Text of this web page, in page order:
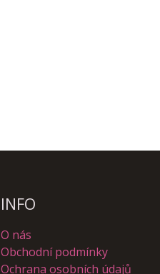
INFO
O nás
Obchodní podmínky
Ochrana osobních údajů